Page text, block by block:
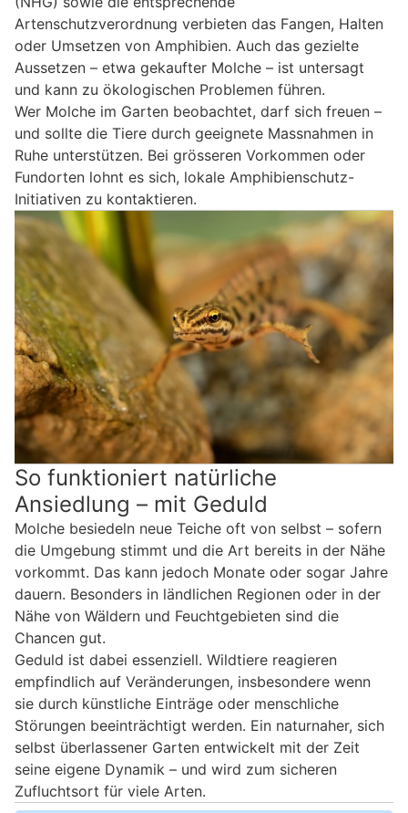
Artenschutzverordnung verbieten das Fangen, Halten
oder Umsetzen von Amphibien. Auch das gezielte
Aussetzen – etwa gekaufter Molche – ist untersagt
und kann zu ökologischen Problemen führen.
Wer Molche im Garten beobachtet, darf sich freuen –
und sollte die Tiere durch geeignete Massnahmen in
Ruhe unterstützen. Bei grösseren Vorkommen oder
Fundorten lohnt es sich, lokale Amphibienschutz-
Initiativen zu kontaktieren.
So funktioniert natürliche
Ansiedlung – mit Geduld
Molche besiedeln neue Teiche oft von selbst – sofern
die Umgebung stimmt und die Art bereits in der Nähe
vorkommt. Das kann jedoch Monate oder sogar Jahre
dauern. Besonders in ländlichen Regionen oder in der
Nähe von Wäldern und Feuchtgebieten sind die
Chancen gut.
Geduld ist dabei essenziell. Wildtiere reagieren
empfindlich auf Veränderungen, insbesondere wenn
sie durch künstliche Einträge oder menschliche
Störungen beeinträchtigt werden. Ein naturnaher, sich
selbst überlassener Garten entwickelt mit der Zeit
seine eigene Dynamik – und wird zum sicheren
Zufluchtsort für viele Arten.